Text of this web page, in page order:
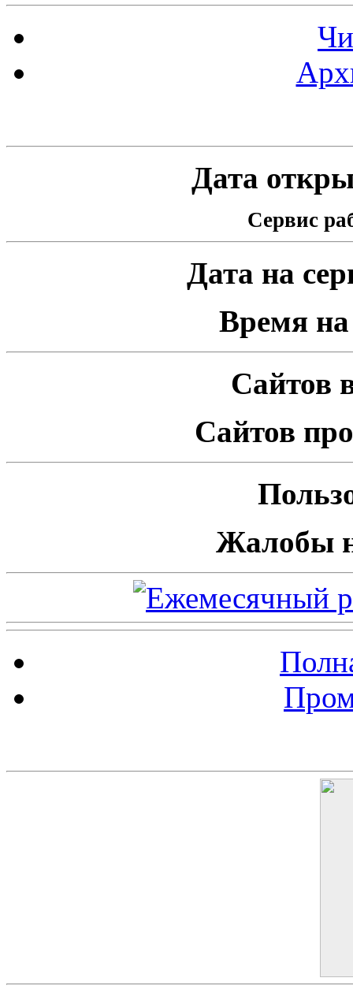
Дата
Сервис
Дата на
Время на
Сайтов
Сайтов
Жалобы